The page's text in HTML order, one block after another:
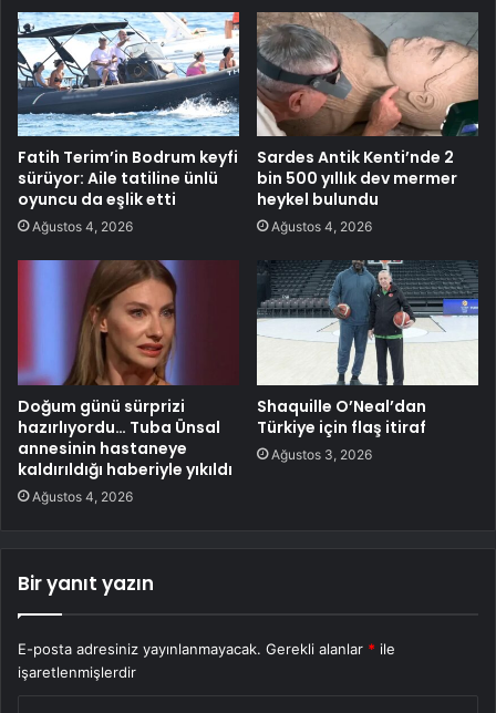
Fatih Terim’in Bodrum keyfi
sürüyor: Aile tatiline ünlü
oyuncu da eşlik etti
Ağustos 4, 2026
Sardes Antik Kenti’nde 2
bin 500 yıllık dev mermer
heykel bulundu
Ağustos 4, 2026
Doğum günü sürprizi
hazırlıyordu… Tuba Ünsal
annesinin hastaneye
kaldırıldığı haberiyle yıkıldı
Ağustos 4, 2026
Shaquille O’Neal’dan
Türkiye için flaş itiraf
Ağustos 3, 2026
Bir yanıt yazın
E-posta adresiniz yayınlanmayacak. Gerekli alanlar * ile
işaretlenmişlerdir